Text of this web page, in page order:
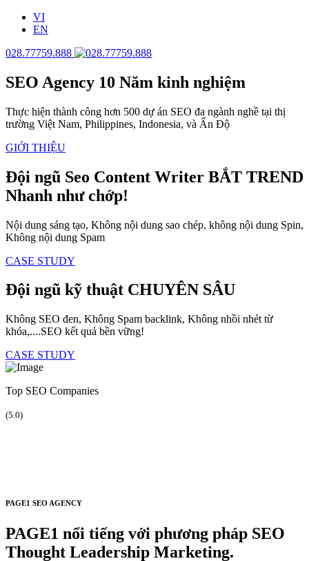
VI
EN
028.77759.888
SEO Agency 10 Năm kinh nghiệm
Thực hiện thành công hơn 500 dự án SEO đa ngành nghề tại thị
trường Việt Nam, Philippines, Indonesia, và Ấn Độ
GIỚI THIỆU
Đội ngũ Seo Content Writer BẮT TREND
Nhanh như chớp!
Nội dung sáng tạo, Không nội dung sao chép, không nội dung Spin,
Không nội dung Spam
CASE STUDY
Đội ngũ kỹ thuật CHUYÊN SÂU
Không SEO đen, Không Spam backlink, Không nhồi nhét từ
khóa,....SEO kết quả bền vững!
CASE STUDY
Top SEO Companies
(5.0)
PAGE1 SEO AGENCY
PAGE1 nổi tiếng với phương pháp SEO
Thought Leadership Marketing.